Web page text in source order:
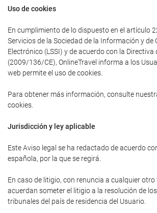
Uso de cookies
En cumplimiento de lo dispuesto en el artículo
Servicios de la Sociedad de la Información y de
Electrónico (LSSI) y de acuerdo con la Directiva
(2009/136/CE), OnlineTravel informa a los
web permite el uso de cookies.
Para obtener más información, consulte
cookies.
Jurisdicción y ley aplicable
Este Aviso legal se ha redactado de acuerdo
española, por la que se regirá.
En caso de litigio, con renuncia a cualquier
acuerdan someter el litigio a la resolución de
tribunales del país de residencia del Usuario.